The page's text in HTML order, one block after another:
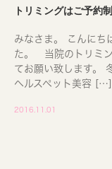
トリミングはご予約制
みなさま。 こんにち
た。 当院のトリミン
てお願い致します。
ヘルスペット美容 […]
2016.11.01